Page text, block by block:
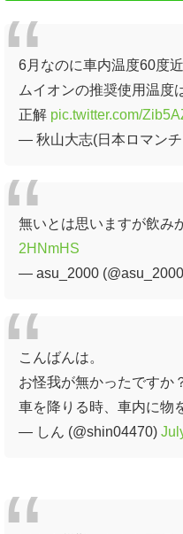
6月なのに車内温度60度
ムイオンの推奨使用温度
正解 pic.twitter.com/
— 秋山大志(日本ロマン
無いとは思いますが飲み
2HNmHS
— asu_2000
こんばんは。
お怪我が無かったですか
車を降りる時、車内に物
— しん (@shin04470)